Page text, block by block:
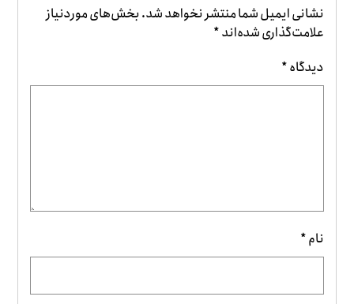
نشانی ایمیل شما منتشر نخواهد شد.بخش‌های موردنیاز
علامت‌گذاری شده‌اند*
دیدگاه*
نام*